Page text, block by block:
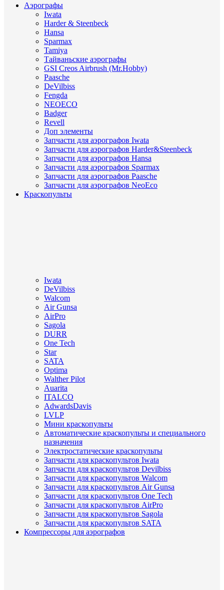
Аэрографы
Iwata
Harder & Steenbeck
Hansa
Sparmax
Tamiya
Тайваньские аэрографы
GSI Creos Airbrush (Mr.Hobby)
Paasche
DeVilbiss
Fengda
NEOECO
Badger
Revell
Доп элементы
Запчасти для аэрографов Iwata
Запчасти для аэрографов Harder&Steenbeck
Запчасти для аэрографов Hansa
Запчасти для аэрографов Sparmax
Запчасти для аэрографов Paasche
Запчасти для аэрографов NeoEco
Краскопульты
Iwata
DeVilbiss
Walcom
Air Gunsa
AirPro
Sagola
DURR
One Tech
Star
SATA
Optima
Walther Pilot
Auarita
ITALCO
AdwardsDavis
LVLP
Мини краскопульты
Автоматические краскопульты и специального
назначения
Электростатические краскопульты
Запчасти для краскопультов Iwata
Запчасти для краскопультов Devilbiss
Запчасти для краскопультов Walcom
Запчасти для краскопультов Air Gunsa
Запчасти для краскопультов One Tech
Запчасти для краскопультов AirPro
Запчасти для краскопультов Sagola
Запчасти для краскопультов SATA
Компрессоры для аэрографов